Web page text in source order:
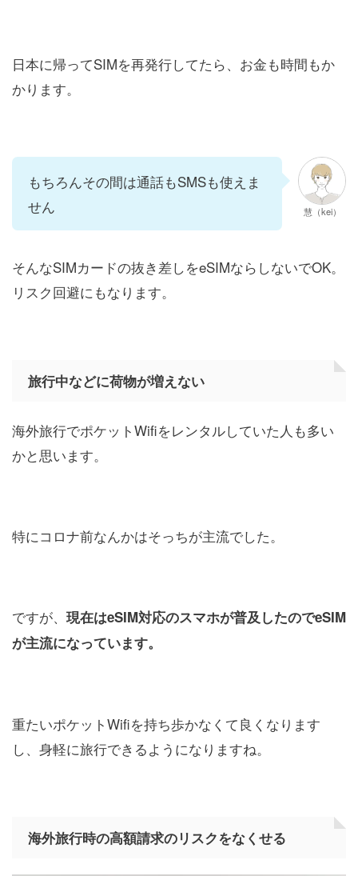
日本に帰ってSIMを再発行してたら、お金も時間もか
かります。
もちろんその間は通話もSMSも使えま
せん
慧（kei）
そんなSIMカードの抜き差しをeSIMならしないでOK。
リスク回避にもなります。
旅行中などに荷物が増えない
海外旅行でポケットWifiをレンタルしていた人も多い
かと思います。
特にコロナ前なんかはそっちが主流でした。
ですが、 現在はeSIM対応のスマホが普及したのでeSIM
が主流になっています。
重たいポケットWifiを持ち歩かなくて良くなります
し、身軽に旅行できるようになりますね。
海外旅行時の高額請求のリスクをなくせる